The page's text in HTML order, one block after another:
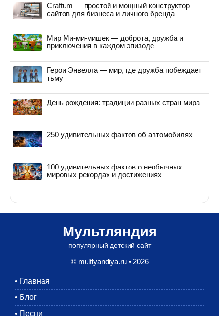
Craftum — простой и мощный конструктор
сайтов для бизнеса и личного бренда
Мир Ми-ми-мишек — доброта, дружба и
приключения в каждом эпизоде
Герои Энвелла — мир, где дружба побеждает
тьму
День рождения: традиции разных стран мира
250 удивительных фактов об автомобилях
100 удивительных фактов о необычных
мировых рекордах и достижениях
Мультляндия
популярный детский сайт
© multlyandiya.ru • 2026
• Главная
• Блог
• Песни